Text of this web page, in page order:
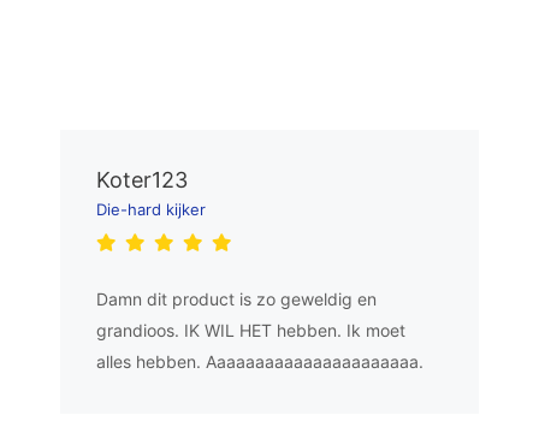
Koter123
Die-hard kijker
Damn dit product is zo geweldig en
grandioos. IK WIL HET hebben. Ik moet
alles hebben. Aaaaaaaaaaaaaaaaaaaaaa.